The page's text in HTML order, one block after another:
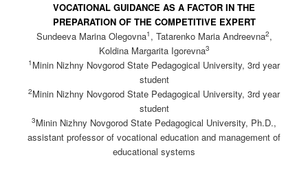
VOCATIONAL GUIDANCE AS A FACTOR IN THE
PREPARATION OF THE COMPETITIVE EXPERT
Sundeeva Marina Olegovna1 , Tatarenko Maria Andreevna2,
Koldina Margarita Igorevna3
1 Minin Nizhny Novgorod State Pedagogical University, 3rd year
student
2Minin Nizhny Novgorod State Pedagogical University, 3rd year
student
3Minin Nizhny Novgorod State Pedagogical University, Ph.D.,
assistant professor of vocational education and management of
educational systems